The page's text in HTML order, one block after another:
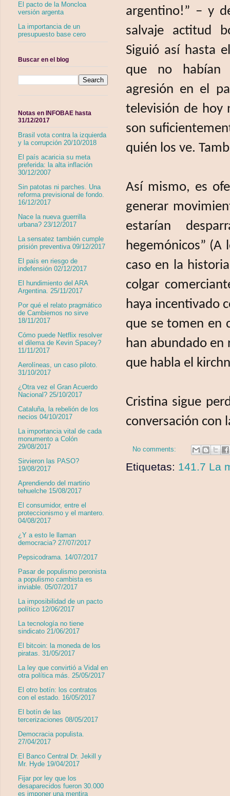
argentino!” – y
salvaje actitud
Siguió así hasta
que no habían
agresión en el
televisión de hoy
son
quién los ve.
Así mismo, es
generar
estarían
hegemónicos”
caso en la
colgar
haya incentivado
que se tomen en
han abundado
que habla el
Cristina sigue
conversación
No comments:
Etiquetas: 141.7 La
El pacto de la Moncloa
versión argenta
La importancia de un
presupuesto base cero
Buscar en el blog
Notas en INFOBAE hasta
31/12/2017
Brasil vota contra la izquierda
y la corrupción 20/10/2018
El país acaricia su meta
preferida: la alta inflación
30/12/2007
Sin patotas ni parches. Una
reforma previsional de fondo.
16/12/2017
Nace la nueva guerrilla
urbana? 23/12/2017
La sensatez también cumple
prisión preventiva 09/12/2017
El país en riesgo de
indefensión 02/12/2017
El hundimiento del ARA
Argentina. 25/11/2017
Por qué el relato pragmático
de Cambiemos no sirve
18/11/2017
Cómo puede Netflix resolver
el dilema de Kevin Spacey?
11/11/2017
Aerolíneas, un caso piloto.
31/10/2017
¿Otra vez el Gran Acuerdo
Nacional? 25/10/2017
Cataluña, la rebelión de los
necios 04/10/2017
La importancia vital de cada
monumento a Colón
29/08/2017
Sirvieron las PASO?
19/08/2017
Aprendiendo del martirio
tehuelche 15/08/2017
El consumidor, entre el
proteccionismo y el mantero.
04/08/2017
¿Y a esto le llaman
democracia? 27/07/2017
Pepsicodrama. 14/07/2017
Pasar de populismo peronista
a populismo cambista es
inviable. 05/07/2017
La imposibilidad de un pacto
político 12/06/2017
La tecnología no tiene
sindicato 21/06/2017
El bitcoin: la moneda de los
piratas. 31/05/2017
La ley que convirtió a Vidal en
otra política más. 25/05/2017
El otro botín: los contratos
con el estado. 16/05/2017
El botín de las
tercerizaciones 08/05/2017
Democracia populista.
27/04/2017
El Banco Central Dr. Jekill y
Mr. Hyde 19/04/2017
Fijar por ley que los
desaparecidos fueron 30.000
es imponer una mentira